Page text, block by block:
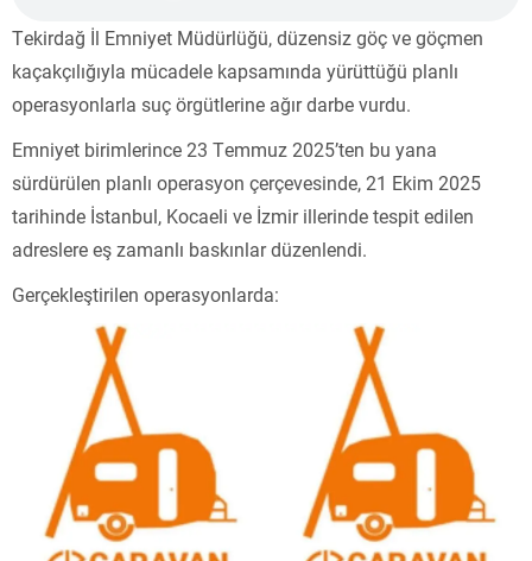
Tekirdağ İl Emniyet Müdürlüğü, düzensiz göç ve göçmen
kaçakçılığıyla mücadele kapsamında yürüttüğü planlı
operasyonlarla suç örgütlerine ağır darbe vurdu.
Emniyet birimlerince 23 Temmuz 2025’ten bu yana
sürdürülen planlı operasyon çerçevesinde, 21 Ekim 2025
tarihinde İstanbul, Kocaeli ve İzmir illerinde tespit edilen
adreslere eş zamanlı baskınlar düzenlendi.
Gerçekleştirilen operasyonlarda: